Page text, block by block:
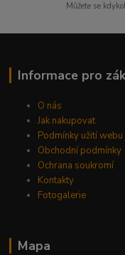
Můžete se
Informace pro
O nás
Jak nakupovat
Podmínky užití webu
Obchodní podmínky
Ochrana soukromí
Kontakty
Fotogalerie
Mapa